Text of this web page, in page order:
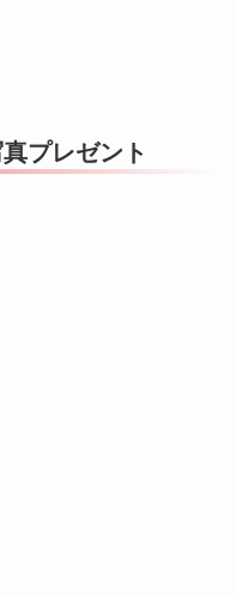
んじゃいましょう
プレゼント